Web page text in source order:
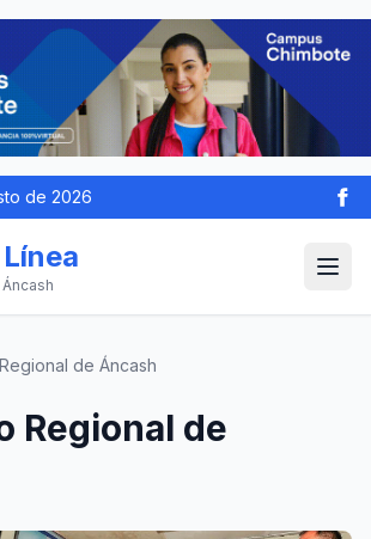
de 2026
de Áncash
Regional de